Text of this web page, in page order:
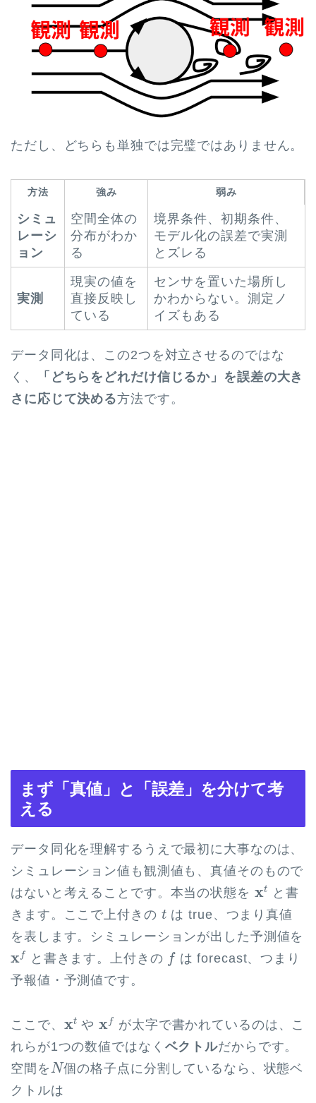
ただし、どちらも単独では完璧ではありません。
方法 強み 弱み
シミュ
レーシ
ョン
空間全体の
分布がわか
る
境界条件、初期条件、
モデル化の誤差で実測
とズレる
実測
現実の値を
直接反映し
ている
センサを置いた場所し
かわからない。測定ノ
イズもある
データ同化は、この2つを対立させるのではな
く、
「どちらをどれだけ信じるか」を誤差の大き
さに応じて決める方法です。
まず「真値」と「誤差」を分けて考
える
データ同化を理解するうえで最初に大事なのは、
シミュレーション値も観測値も、真値そのもので
はないと考えることです。本当の状態を xt
t
と書
きます。ここで上付きの t
t は true、つまり真値
を表します。シミュレーションが出した予測値を
x f と書きます。上付きの f
f は forecast、つまり
予報値・予測値です。
ここで、 xt
t
やx f
f
が太字で書かれているのは、こ
れらが1つの数値ではなく ベクトルだからです。
空間をN
N個の格子点に分割しているなら、状態ベ
クトルは